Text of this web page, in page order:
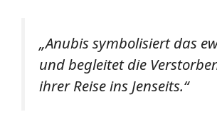
„Anubis symbolisiert das
und begleitet die
ihrer Reise ins Jenseits.“